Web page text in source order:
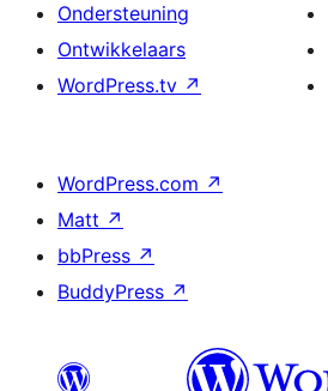
Ondersteuning
Ontwikkelaars
WordPress.tv ↗
WordPress.com ↗
Matt ↗
bbPress ↗
BuddyPress ↗